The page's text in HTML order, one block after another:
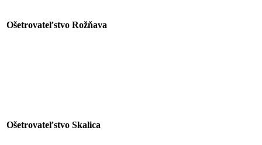
Ošetrovateľstvo Rožňava
Ošetrovateľstvo Skalica